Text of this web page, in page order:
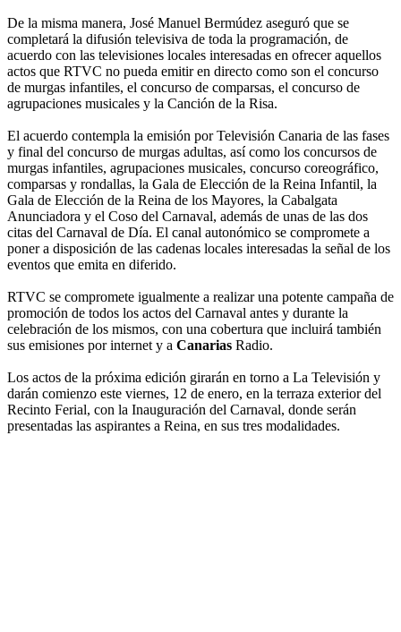
De la misma manera, José Manuel Bermúdez aseguró que se
completará la difusión televisiva de toda la programación, de
acuerdo con las televisiones locales interesadas en ofrecer aquellos
actos que RTVC no pueda emitir en directo como son el concurso
de murgas infantiles, el concurso de comparsas, el concurso de
agrupaciones musicales y la Canción de la Risa.
El acuerdo contempla la emisión por Televisión Canaria de las fases
y final del concurso de murgas adultas, así como los concursos de
murgas infantiles, agrupaciones musicales, concurso coreográfico,
comparsas y rondallas, la Gala de Elección de la Reina Infantil, la
Gala de Elección de la Reina de los Mayores, la Cabalgata
Anunciadora y el Coso del Carnaval, además de unas de las dos
citas del Carnaval de Día. El canal autonómico se compromete a
poner a disposición de las cadenas locales interesadas la señal de los
eventos que emita en diferido.
RTVC se compromete igualmente a realizar una potente campaña de
promoción de todos los actos del Carnaval antes y durante la
celebración de los mismos, con una cobertura que incluirá también
sus emisiones por internet y a Canarias Radio.
Los actos de la próxima edición girarán en torno a La Televisión y
darán comienzo este viernes, 12 de enero, en la terraza exterior del
Recinto Ferial, con la Inauguración del Carnaval, donde serán
presentadas las aspirantes a Reina, en sus tres modalidades.